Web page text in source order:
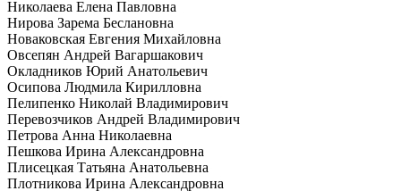
Николаева Елена Павловна
Нирова Зарема Беслановна
Новаковская Евгения Михайловна
Овсепян Андрей Вагаршакович
Окладников Юрий Анатольевич
Осипова Людмила Кирилловна
Пелипенко Николай Владимирович
Перевозчиков Андрей Владимирович
Петрова Анна Николаевна
Пешкова Ирина Александровна
Плисецкая Татьяна Анатольевна
Плотникова Ирина Александровна